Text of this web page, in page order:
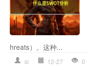
hreats）。这种...
sl 12-27 0